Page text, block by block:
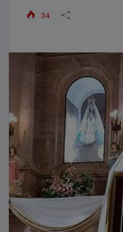
34